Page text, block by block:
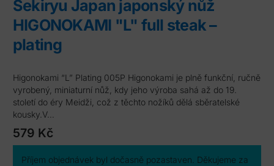
Sekiryu Japan japonský nůž
HIGONOKAMI "L" full steak –
plating
Higonokami “L” Plating 005P Higonokami je plně funkční, ručně
vyrobený, miniaturní nůž, kdy jeho výroba sahá až do 19.
století do éry Meidži, což z těchto nožíků dělá sběratelské
kousky.V…
579 Kč
Příjem objednávek byl dočasně pozastaven. Děkujeme za